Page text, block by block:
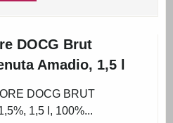
DOCG Brut
Amadio, 1,5 l
DOCG BRUT
1,5 l, 100%...